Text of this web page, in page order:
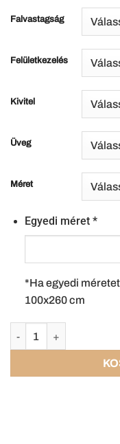
Falvastagság
Felületkezelés
Kivitel
Üveg
Méret
Egyedi méret*
*Ha egyedi
100x260 cm